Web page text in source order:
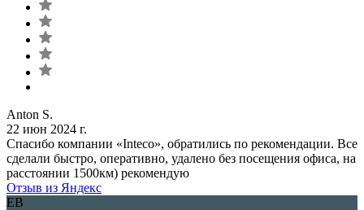
Anton S.
22 июн 2024 г.
Спасибо компании «Inteco», обратились по рекомендации. Все
сделали быстро, оперативно, удалено без посещения офиса, на
расстоянии 1500км) рекомендую
Отзыв из Яндекс
ЕВ